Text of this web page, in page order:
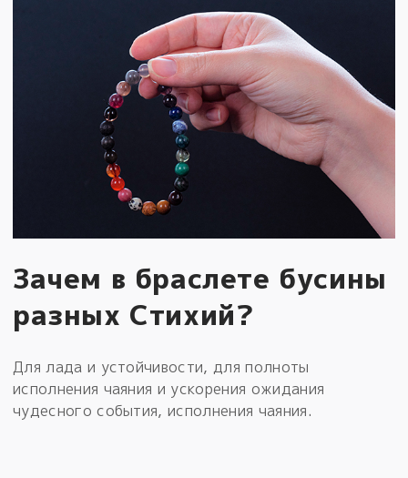
Зачем в браслете бусины
разных Стихий?
Для лада и устойчивости, для полноты
исполнения чаяния и ускорения ожидания
чудесного события, исполнения чаяния.